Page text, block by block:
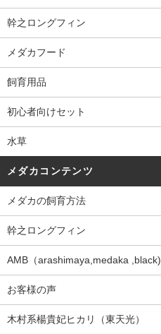
幹之ロングフィン
メダカフード
飼育用品
初心者向けセット
水草
メダカコンテンツ
メダカの飼育方法
幹之ロングフィン
AMB（arashimaya,medaka ,black)
お客様の声
木村系楊貴妃ヒカリ（東天光）